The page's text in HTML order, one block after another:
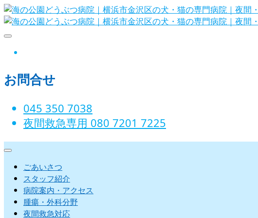
Skip
to
海の公園どうぶつ病院｜横浜市
お問合せ
045 350 7038‬
夜間救急専用 080 7201 7225‬
ごあいさつ
スタッフ紹介
病院案内・アクセス
腫瘍・外科分野
夜間救急対応